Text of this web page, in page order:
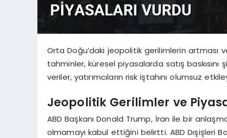
Orta Doğu’daki jeopolitik gerilimlerin artması
tahminler, küresel piyasalarda satış
veriler, yatırımcıların risk iştahını olumsuz
Jeopolitik Gerilimler ve
ABD Başkanı Donald Trump, İran ile bir
olmamayı kabul ettiğini belirtti. ABD Dışişleri